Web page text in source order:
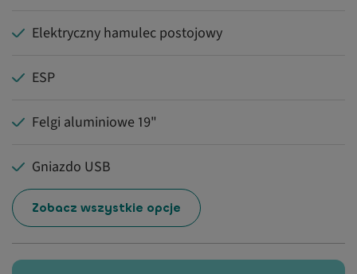
Elektryczny hamulec postojowy
ESP
Felgi aluminiowe 19"
Gniazdo USB
Zobacz wszystkie opcje